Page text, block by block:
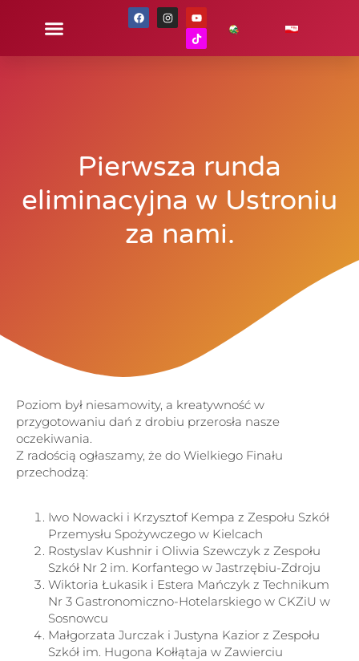
Pierwsza runda
eliminacyjna w Ustroniu
za nami.
Poziom był niesamowity, a kreatywność w
przygotowaniu dań z drobiu przerosła nasze
oczekiwania.
Z radością ogłaszamy, że do Wielkiego Finału
przechodzą:
Iwo Nowacki i Krzysztof Kempa z Zespołu Szkół
Przemysłu Spożywczego w Kielcach
Rostyslav Kushnir i Oliwia Szewczyk z Zespołu
Szkół Nr 2 im. Korfantego w Jastrzębiu-Zdroju
Wiktoria Łukasik i Estera Mańczyk z Technikum
Nr 3 Gastronomiczno-Hotelarskiego w CKZiU w
Sosnowcu
Małgorzata Jurczak i Justyna Kazior z Zespołu
Szkół im. Hugona Kołłątaja w Zawierciu